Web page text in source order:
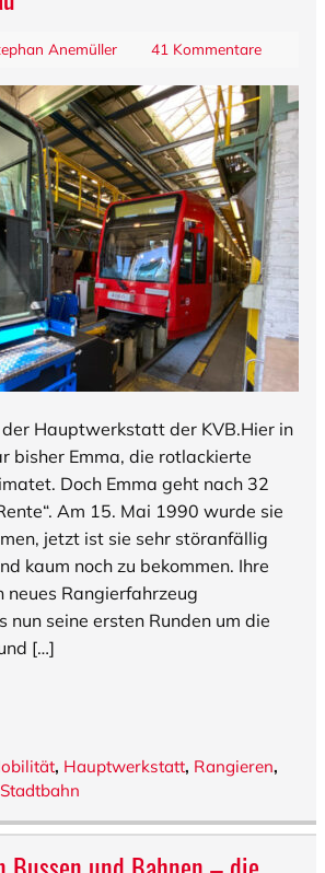
Anemüller 41 Kommentare
Hauptwerkstatt der KVB.Hier in
bisher Emma, die rotlackierte
Doch Emma geht nach 32
Am 15. Mai 1990 wurde sie
jetzt ist sie sehr störanfällig
kaum noch zu bekommen. Ihre
neues Rangierfahrzeug
nun seine ersten Runden um die
[…]
, Hauptwerkstatt, Rangieren,
Stadtbahn